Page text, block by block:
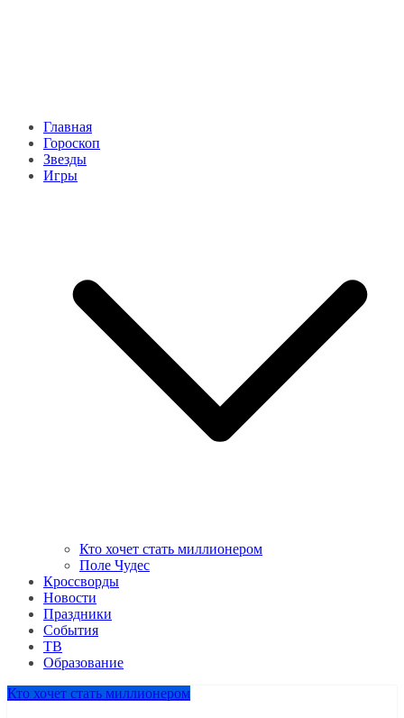
Главная
Гороскоп
Звезды
Игры
Кто хочет стать миллионером
Поле Чудес
Кроссворды
Новости
Праздники
События
ТВ
Образование
Кто хочет стать миллионером